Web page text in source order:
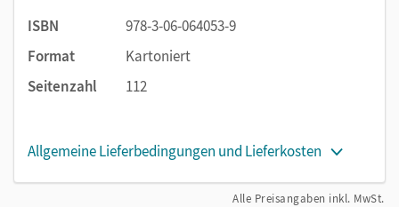
ISBN
978-3-06-064053-9
Format
Kartoniert
Seitenzahl
112
Allgemeine Lieferbedingungen und Lieferkosten
Alle Preisangaben inkl. MwSt.